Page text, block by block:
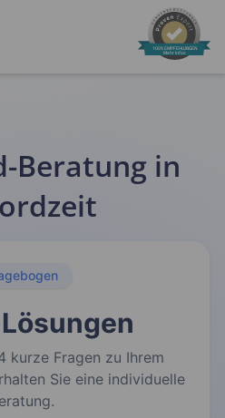
100% EMPFEHLUNGEN
Mehr Infos
Beratung in